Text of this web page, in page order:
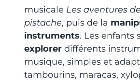
musicale Les aventures
pistache, puis de la
instruments. Les enfants
explorer différents
musique, simples et
tambourins, maracas,